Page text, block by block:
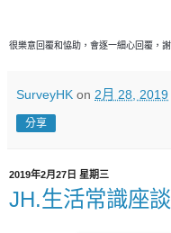
很樂意回覆和恊助，會逐一細心回覆，
SurveyHK on 2月 28, 2019
分享
2019年2月27日 星期三
JH.生活常識座